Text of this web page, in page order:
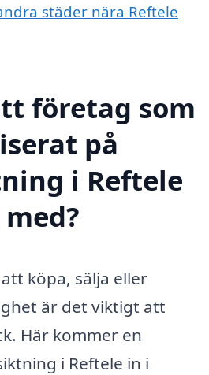
städer nära Reftele
företag som
på
i Reftele
köpa, sälja eller
är det viktigt att
Här kommer en
i Reftele in i